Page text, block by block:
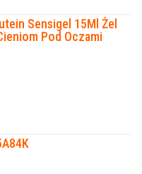
Sensigel 15Ml Żel
Pod Oczami